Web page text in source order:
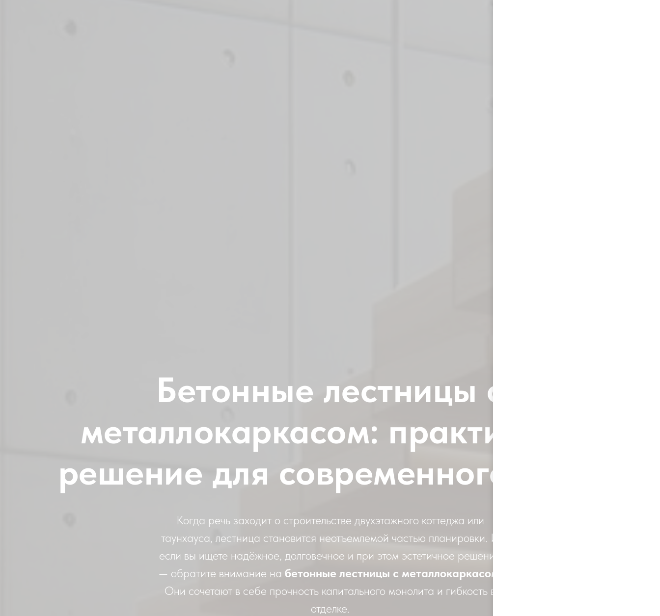
Бетонные лестницы с
металлокаркасом: практичное
решение для современного дома
Когда речь заходит о строительстве двухэтажного коттеджа или
таунхауса, лестница становится неотъемлемой частью планировки. И
если вы ищете надёжное, долговечное и при этом эстетичное решение
— обратите внимание на бетонные лестницы с металлокаркасом
Они сочетают в себе прочность капитального монолита и гибкость в
отделке.